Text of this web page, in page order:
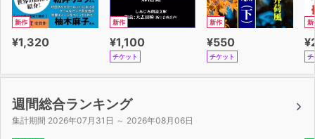
新作
¥1,320
新作
¥1,100
チケット
新作
¥550
チケット
新
チ
週間総合ランキング
集計期間 2026年07月31日 ～ 2026年08月06日